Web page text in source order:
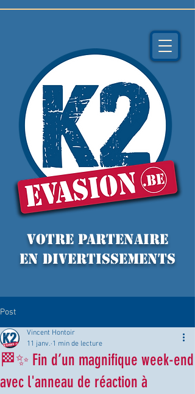
VOTRE PARTENAIRE
EN DIVERTISSEMENTS
Post
🏁✨ Fin d’un magnifique week-end
avec l'anneau de réaction à
Vincent Hontoir
11 janv. 1 min de lecture